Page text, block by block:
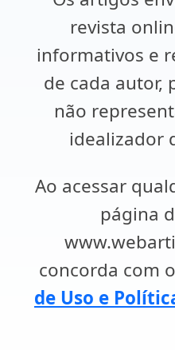
revista
informativos e
de cada autor,
não
idealizador
Ao acessar
página
concorda com
de Uso e